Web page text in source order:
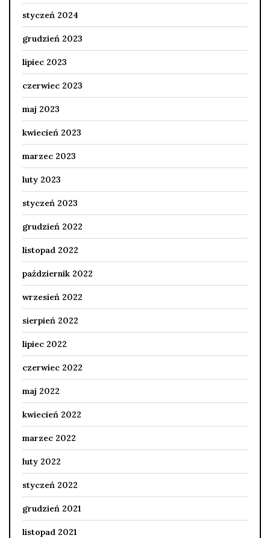
styczeń 2024
grudzień 2023
lipiec 2023
czerwiec 2023
maj 2023
kwiecień 2023
marzec 2023
luty 2023
styczeń 2023
grudzień 2022
listopad 2022
październik 2022
wrzesień 2022
sierpień 2022
lipiec 2022
czerwiec 2022
maj 2022
kwiecień 2022
marzec 2022
luty 2022
styczeń 2022
grudzień 2021
listopad 2021